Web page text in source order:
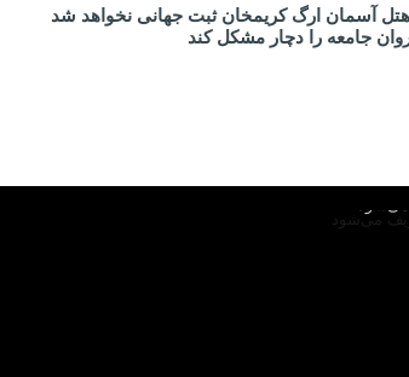
آسمان ارگ کریمخان ثبت جهانی نخواهد شد
جامعه را دچار مشکل کند